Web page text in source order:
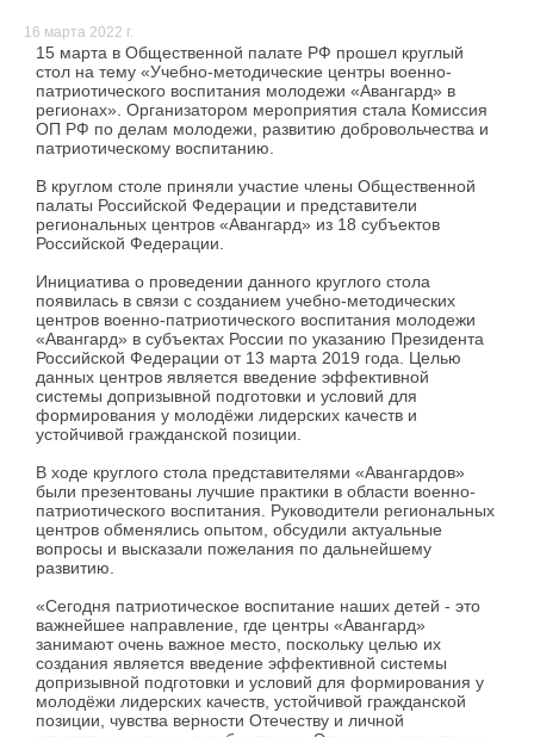
16 марта 2022 г.
15 марта в Общественной палате РФ прошел круглый
стол на тему «Учебно-методические центры военно-
патриотического воспитания молодежи «Авангард» в
регионах». Организатором мероприятия стала Комиссия
ОП РФ по делам молодежи, развитию добровольчества и
патриотическому воспитанию.
В круглом столе приняли участие члены Общественной
палаты Российской Федерации и представители
региональных центров «Авангард» из 18 субъектов
Российской Федерации.
Инициатива о проведении данного круглого стола
появилась в связи с созданием учебно-методических
центров военно-патриотического воспитания молодежи
«Авангард» в субъектах России по указанию Президента
Российской Федерации от 13 марта 2019 года. Целью
данных центров является введение эффективной
системы допризывной подготовки и условий для
формирования у молодёжи лидерских качеств и
устойчивой гражданской позиции.
В ходе круглого стола представителями «Авангардов»
были презентованы лучшие практики в области военно-
патриотического воспитания. Руководители региональных
центров обменялись опытом, обсудили актуальные
вопросы и высказали пожелания по дальнейшему
развитию.
«Сегодня патриотическое воспитание наших детей - это
важнейшее направление, где центры «Авангард»
занимают очень важное место, поскольку целью их
создания является введение эффективной системы
допризывной подготовки и условий для формирования у
молодёжи лидерских качеств, устойчивой гражданской
позиции, чувства верности Отечеству и личной